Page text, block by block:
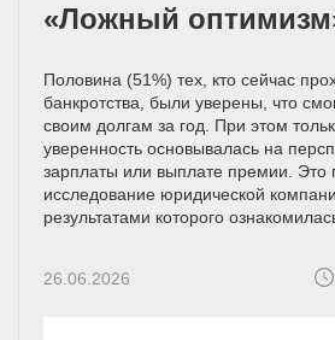
«Ложный
Половина (51%) тех, кто сейчас
банкротства, были уверены, что
своим долгам за год. При этом
уверенность основывалась на
зарплаты или выплате премии. Это
исследование юридической
результатами которого
26.06.2026